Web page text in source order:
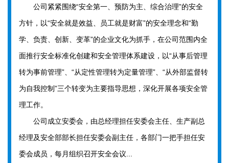
公司紧紧围绕“安全第一、预防为主、综合治理”的安全
方针，以“安全就是效益、员工就是财富”的安全理念和“勤
学、负责、创新、变革”的企业文化为抓手，在公司范围内全
面推行安全标准化创建和安全管理体系建设，以“从事后管理
转为事前管理”、“从定性管理转为定量管理”、“从外部监督转
为自我控制”三个转变为主要指导思想，深化开展各项安全管
理工作。
公司成立安委会，由总经理担任安委会主任、生产副总
经理及安全部部长担任安委会副主任，各部门一把手担任安
委会成员，每月组织召开安全会议...